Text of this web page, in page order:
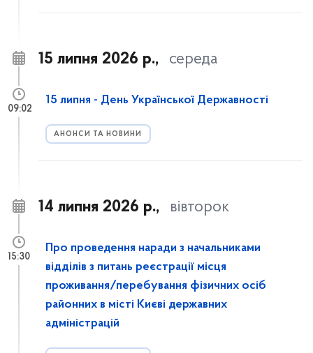
15 липня 2026 р., середа
15 липня - День Української Державності
АНОНСИ ТА НОВИНИ
09:02
14 липня 2026 р., вівторок
Про проведення наради з начальниками
відділів з питань реєстрації місця
проживання/перебування фізичних осіб
районних в місті Києві державних
адміністрацій
15:30